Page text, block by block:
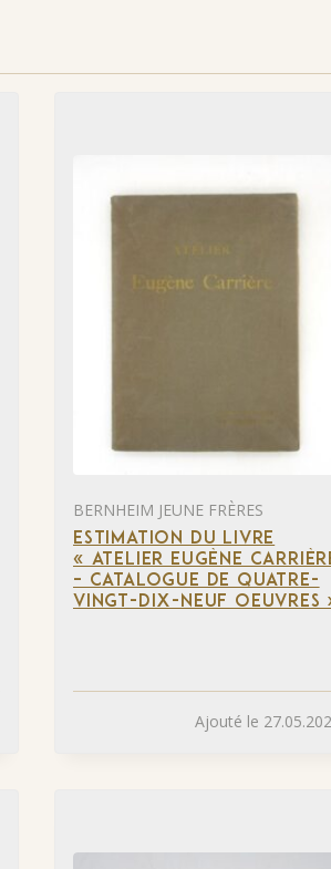
BERNHEIM JEUNE FRÈRES
ESTIMATION DU LIVRE
« ATELIER EUGÈNE
– CATALOGUE DE QUATRE-
VINGT-DIX-NEUF OEUVRES
Ajouté le